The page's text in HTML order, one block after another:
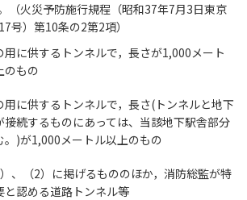
（火災予防施行規程（昭和37年7月3日東京
号）第10条の2第2項）
用に供するトンネルで，長さが1,000メート
のもの
用に供するトンネルで，長さ(トンネルと地下
接続するものにあっては、当該地下駅舎部分
。)が1,000メートル以上のもの
、（2）に掲げるもののほか，消防総監が特
と認める道路トンネル等